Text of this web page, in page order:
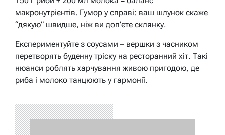
макронутрієнтів. Гумор у справі: ваш шлунок скаже
“дякую” швидше, ніж ви доп’єте склянку.
Експериментуйте з соусами – вершки з часником
перетворять буденну тріску на ресторанний хіт. Такі
нюанси роблять харчування живою пригодою, де
риба і молоко танцюють у гармонії.